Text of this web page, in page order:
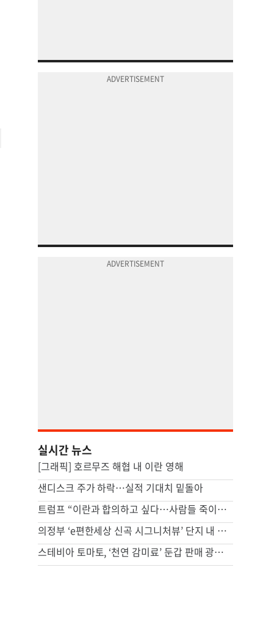
실시간 뉴스
[그래픽] 호르무즈 해협 내 이란 영해
샌디스크 주가 하락…실적 기대치 밑돌아
트럼프 “이란과 합의하고 싶다…사람들 죽이고 싶지 않아”
의정부 ‘e편한세상 신곡 시그니처뷰’ 단지 내 상가 분양 예정…주거·교육 수요 갖춘 입지
스테비아 토마토, ‘천연 감미료’ 둔갑 판매 광고한 업체 15곳 적발